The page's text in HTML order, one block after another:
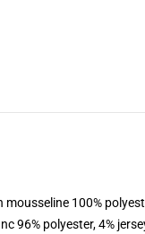
mousseline 100%
96% polyester, 4%